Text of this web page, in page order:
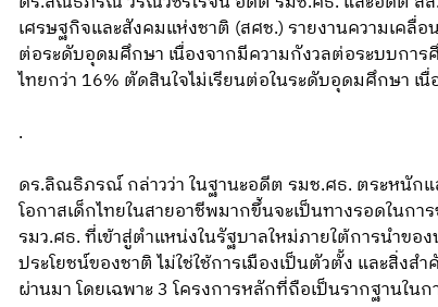
เศรษฐกิจและสังคมแห่งชาติ (สศช.) รายงานความเคลื่อ
ต่อระดับอุดมศึกษา เนื่องจากมีความกังวลต่อระบบการ
ไทยกว่า 16% ตัดสินใจไม่เรียนต่อในระดับอุดมศึกษา
.
ดร.ลิณธิภรณ์ กล่าวว่า ในฐานะอดีต รมช.ศธ. ตระหนักแ
โอกาสเด็กไทยในสายอาชีพมากขึ้นจะเป็นทางรอดในก
รมว.ศธ. ที่เข้าสู่ตำแหน่งในรัฐบาลใหม่ภายใต้การนำข
ประโยชน์ของชาติ ไม่ใช่ใช้การเมืองเป็นตัวตั้ง และสิ่ง
ผ่านมา โดยเฉพาะ 3 โครงการหลักที่ถือเป็นรากฐานใ